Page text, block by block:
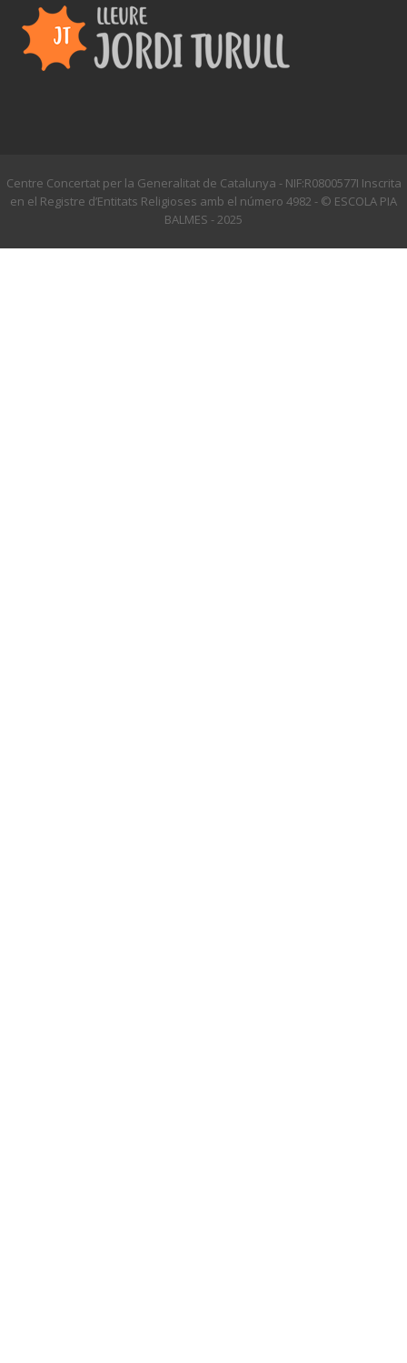
Centre Concertat per la Generalitat de Catalunya - NIF:R0800577I Inscrita
en el Registre d’Entitats Religioses amb el número 4982 - © ESCOLA PIA
BALMES - 2025